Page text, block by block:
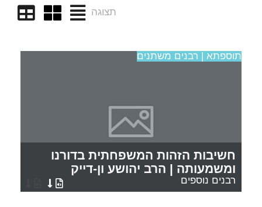
תצוגה
תוספתא | רבנים משתנים
חשיבות הזהות המשפחתית בדורנו
ומשמעותה | הרב יהושע ון-דייק
רבנים נוספים